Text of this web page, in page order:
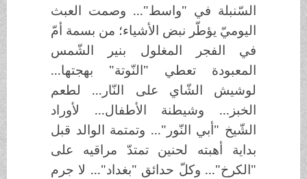
السّنبلة في "واسط"... وصمت العبث
اليوميّ يؤطّر نبض الأشياء؛ من بسمة أمّ
في الفجر المغلول بنير الشّمس
المعبودة تعطي "النّوتة" بهجتها...
لوشيش الشّاي على النّار... لطعم
الخبز... وشيطنة الأطفال... لأوراد
الشّيخ "أبي النّور"... وتمتمة الوالد قبل
بداية أهبته لحنين تمتدّ مراقيه على
"الكرخ"... وكلّ حدائق "بغداد"... لا جرم